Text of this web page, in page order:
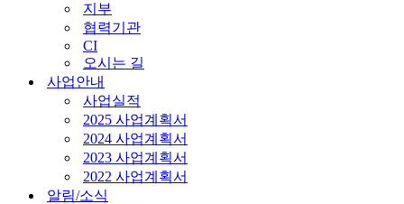
지부
협력기관
CI
오시는 길
사업안내
사업실적
2025 사업계획서
2024 사업계획서
2023 사업계획서
2022 사업계획서
알림/소식